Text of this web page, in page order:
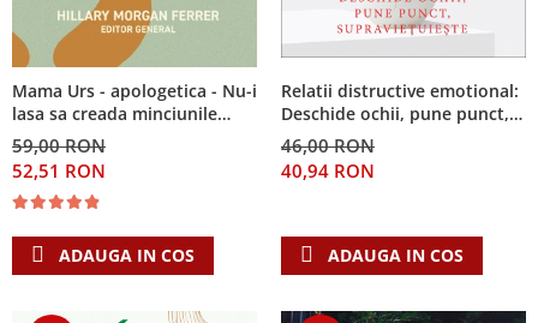
Mama Urs - apologetica - Nu-i
lasa sa creada minciunile
culturii din jur
59,00 RON
52,51 RON
ADAUGA IN COS
Relatii distructive emotional:
Deschide ochii, pune punct,
supraviețuiește
46,00 RON
40,94 RON
ADAUGA IN COS